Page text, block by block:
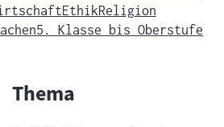
EthikReligion
5. Klasse bis Oberstufe
Thema